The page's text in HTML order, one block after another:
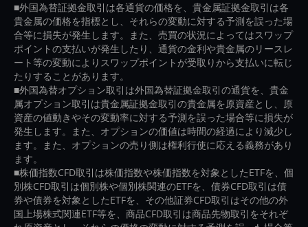
■外国為替証拠金取引は各通貨の価格を、貴金属証拠金取引は各
貴金属の価格を指標とし、それらの変動に対する予測を誤った場
合等に損失が発生します。また、売買の状況によってはスワップ
ポイントの支払いが発生したり、通貨の金利や貴金属のリースレ
ート等の変動によりスワップポイントが受取りから支払いに転じ
たりすることがあります。
■外国為替オプション取引は外国為替証拠金取引の通貨を、貴金
属オプション取引は貴金属証拠金取引の貴金属を原資産とし、原
資産の値動きやその変動率に対する予測を誤った場合等に損失が
発生します。また、オプションの価値は時間の経過により減少し
ます。また、オプションの売り側は権利行使に応える義務があり
ます。
■株価指数CFD取引は株価指数や株価指数を対象としたETFを、個
別株CFD取引は個別株や個別株関連のETFを、債券CFD取引は債
券や債券を対象としたETFを、その他証券CFD取引はその他の外
国上場株式関連ETF等を、商品CFD取引は商品先物取引をそれぞ